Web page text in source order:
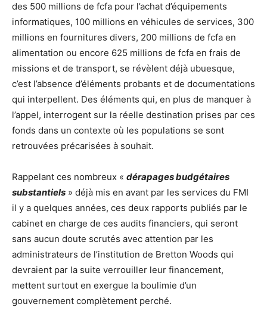
des 500 millions de fcfa pour l’achat d’équipements
informatiques, 100 millions en véhicules de services, 300
millions en fournitures divers, 200 millions de fcfa en
alimentation ou encore 625 millions de fcfa en frais de
missions et de transport, se révèlent déjà ubuesque,
c’est l’absence d’éléments probants et de documentations
qui interpellent. Des éléments qui, en plus de manquer à
l’appel, interrogent sur la réelle destination prises par ces
fonds dans un contexte où les populations se sont
retrouvées précarisées à souhait.
Rappelant ces nombreux « dérapages budgétaires
substantiels » déjà mis en avant par les services du FMI
il y a quelques années, ces deux rapports publiés par le
cabinet en charge de ces audits financiers, qui seront
sans aucun doute scrutés avec attention par les
administrateurs de l’institution de Bretton Woods qui
devraient par la suite verrouiller leur financement,
mettent surtout en exergue la boulimie d’un
gouvernement complètement perché.